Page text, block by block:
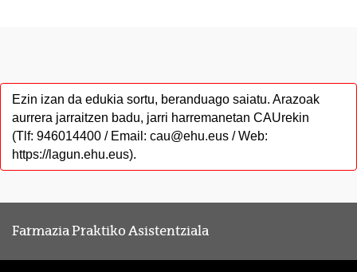
Ezin izan da edukia sortu, beranduago saiatu. Arazoak
aurrera jarraitzen badu, jarri harremanetan CAUrekin
(Tlf: 946014400 / Email: cau@ehu.eus / Web:
https://lagun.ehu.eus).
Farmazia Praktiko Asistentziala